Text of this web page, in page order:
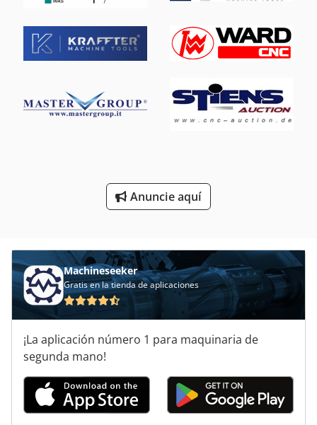
Rectificadora De Perfiles
Rectificadora De Poleas Band Resaw
Rectificadora De Válvula
Una Rectificadora De Discos
Anuncie aquí
Machineseeker
Gratis en la tienda de aplicaciones
¡La aplicación número 1 para maquinaria de
segunda mano!